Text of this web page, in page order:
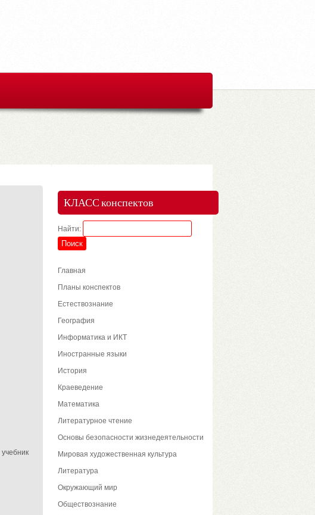
КЛАСС конспектов
Найти:
Главная
Планы конспектов
Естествознание
География
Информатика и ИКТ
Иностранные языки
История
Краеведение
Математика
Литературное чтение
Основы безопасности жизнедеятельности
Мировая художественная культура
Литература
Окружающий мир
Обществознание